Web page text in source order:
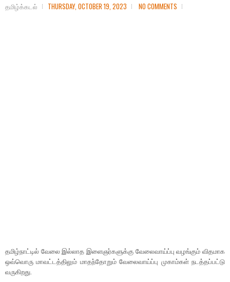
தமிழ்க்கடல் THURSDAY, OCTOBER 19, 2023 NO COMMENTS
தமிழ்நாட்டில் வேலை இல்லாத இளைஞர்களுக்கு வேலைவாய்ப்பு வழங்கும் விதமாக
ஒவ்வொரு மாவட்டத்திலும் மாதந்தோறும் வேலைவாய்ப்பு முகாம்கள் நடத்தப்பட்டு
வருகிறது.